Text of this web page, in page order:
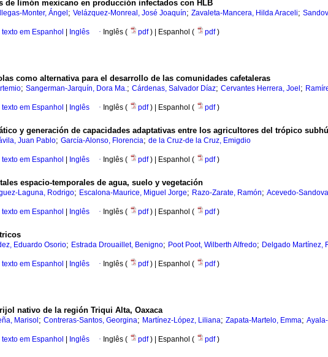
de limón mexicano en producción infectados con HLB
Monter, Ángel ; Velázquez-Monreal, José Joaquín; Zavaleta-Mancera, Hilda Araceli;
texto em Espanhol Inglês · Inglês ( pdf) | Espanhol ( pdf)
como alternativa para el desarrollo de las comunidades cafetaleras
; Sangerman-Jarquín, Dora Ma.; Cárdenas, Salvador Díaz; Cervantes Herrera, Joel ;
texto em Espanhol Inglês · Inglês ( pdf) | Espanhol ( pdf)
y generación de capacidades adaptativas entre los agricultores del trópico
Juan Pablo; García-Alonso, Florencia; de la Cruz-de la Cruz, Emigdio
texto em Espanhol Inglês · Inglês ( pdf) | Espanhol ( pdf)
espacio-temporales de agua, suelo y vegetación
Laguna, Rodrigo; Escalona-Maurice, Miguel Jorge; Razo-Zarate, Ramón; Acevedo-
texto em Espanhol Inglês · Inglês ( pdf) | Espanhol ( pdf)
Eduardo Osorio; Estrada Drouaillet, Benigno; Poot Poot, Wilberth Alfredo; Delgado Martínez,
texto em Espanhol Inglês · Inglês ( pdf) | Espanhol ( pdf)
nativo de la región Triqui Alta, Oaxaca
Marisol ; Contreras-Santos, Georgina; Martínez-López, Liliana; Zapata-Martelo, Emma;
texto em Espanhol Inglês · Inglês ( pdf) | Espanhol ( pdf)